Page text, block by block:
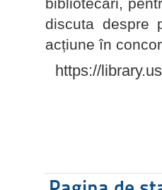
bibliotecari,
discuta despre
acțiune în
https://